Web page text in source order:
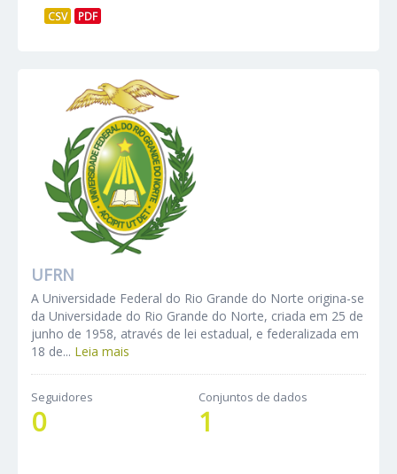
CSV PDF
UFRN
A Universidade Federal do Rio Grande do Norte origina-se
da Universidade do Rio Grande do Norte, criada em 25 de
junho de 1958, através de lei estadual, e federalizada em
18 de... Leia mais
Seguidores
0
Conjuntos de dados
1